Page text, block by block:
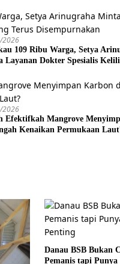
2026
109 Ribu Warga, Setya
Layanan Dokter Spesialis
2026
Efektifkah Mangrove
Kenaikan Permukaan
Danau BSB Bukan
Pemanis tapi Punya